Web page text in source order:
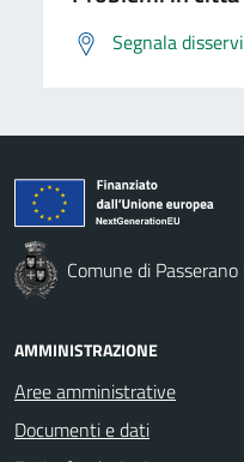
Segnala
Comune di
AMMINISTRAZIONE
Aree amministrative
Documenti e dati